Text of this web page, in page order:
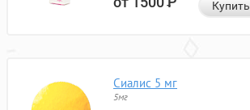
Купить
Сиалис 5 мг
5мг